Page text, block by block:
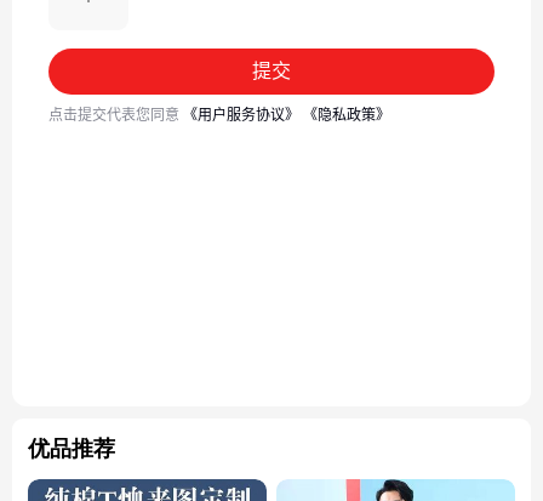
优品推荐